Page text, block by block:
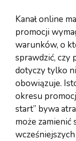
Kanał online
promocji
warunków, o
sprawdzić, czy
dotyczy tylko
obowiązuje.
okresu
start” bywa
może zamienić